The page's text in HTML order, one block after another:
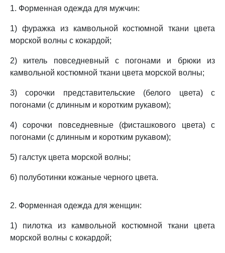
1. Форменная одежда для мужчин:
1) фуражка из камвольной костюмной ткани цвета
морской волны с кокардой;
2) китель повседневный с погонами и брюки из
камвольной костюмной ткани цвета морской волны;
3) сорочки представительские (белого цвета) с
погонами (с длинным и коротким рукавом);
4) сорочки повседневные (фисташкового цвета) с
погонами (с длинным и коротким рукавом);
5) галстук цвета морской волны;
6) полуботинки кожаные черного цвета.
2. Форменная одежда для женщин:
1) пилотка из камвольной костюмной ткани цвета
морской волны с кокардой;